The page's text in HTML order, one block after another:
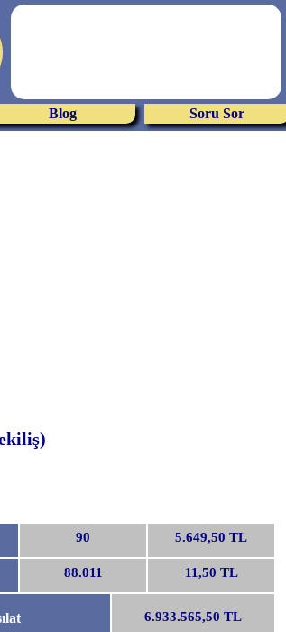
Blog Soru Sor
90 5.649,50 TL
88.011 11,50 TL
6.933.565,50 TL